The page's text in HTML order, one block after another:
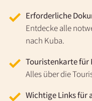
Erforderliche
Entdecke alle
nach Kuba.
Touristenkarte für
Alles über die
Wichtige Links für